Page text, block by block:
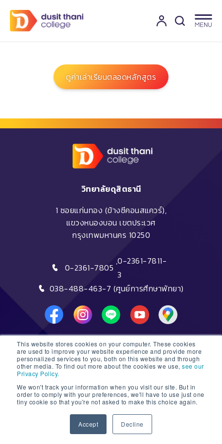
This website stores cookies on your computer. These cookies
are used to improve your website experience and provide more
personalized services to you, both on this website and through
other media. To find out more about the cookies we use, see our
Privacy Policy.
We won't track your information when you visit our site. But in
order to comply with your preferences, we'll have to use just one
tiny cookie so that you're not asked to make this choice again.
Accept Decline
ดูค่าเล่าเรียนตลอดหลักสูตร
วิทยาลัยดุสิตธานี
1 ซอยแก่นทอง (ข้างซีคอนสแควร์),
แขวงหนองบอน เขตประเวศ
กรุงเทพมหานคร 10250
0-2361-7805
,0-2361-7811-
3
038-488-463-7 (ศูนย์การศึกษาพัทยา)
DTC HOTLINE
FAQs
ติดต่อฝ่ายรับสมัครหลักสูตรระยะสั้น
ติดต่อฝ่ายรับสมัครหลักสูตรปริญญา
© 2026 Dusit Thani College |